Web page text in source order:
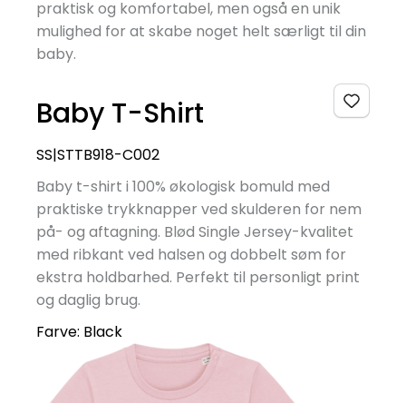
praktisk og komfortabel, men også en unik
mulighed for at skabe noget helt særligt til din
baby.
Baby T-Shirt
SS|STTB918-C002
Baby t-shirt i 100% økologisk bomuld med
praktiske trykknapper ved skulderen for nem
på- og aftagning. Blød Single Jersey-kvalitet
med ribkant ved halsen og dobbelt søm for
ekstra holdbarhed. Perfekt til personligt print
og daglig brug.
Farve: Black